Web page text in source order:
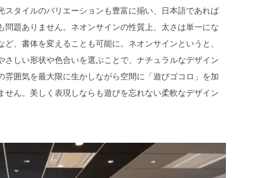
タイルのバリエーションも豊富に揃い、日本語であれば
題ありません。ネオンサインの性質上、太さは単一にな
、書体を変えることも可能に。ネオンサインというと、
しい形状や色合いを選ぶことで、ナチュラルなデザイン
囲気を最大限に生かしながら空間に「遊びゴコロ」を加
ん。美しく表現しならも遊びを忘れない柔軟なデザイン